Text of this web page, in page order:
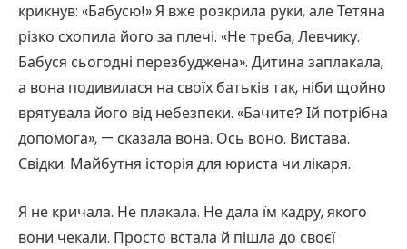
крикнув: «Бабусю!» Я вже розкрила руки, але Тетяна
різко схопила його за плечі. «Не треба, Левчику.
Бабуся сьогодні перезбуджена». Дитина заплакала,
а вона подивилася на своїх батьків так, ніби щойно
врятувала його від небезпеки. «Бачите? Їй потрібна
допомога», — сказала вона. Ось воно. Вистава.
Свідки. Майбутня історія для юриста чи лікаря.
Я не кричала. Не плакала. Не дала їм кадру, якого
вони чекали. Просто встала й пішла до своєї